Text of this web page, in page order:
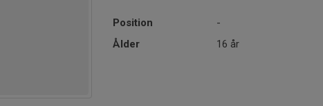
Position
-
Ålder
16 år